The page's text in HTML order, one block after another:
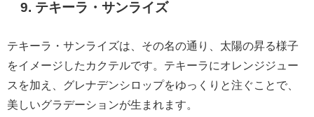
9. テキーラ・サンライズ
テキーラ・サンライズは、その名の通り、太陽の昇る様子
をイメージしたカクテルです。テキーラにオレンジジュー
スを加え、グレナデンシロップをゆっくりと注ぐことで、
美しいグラデーションが生まれます。